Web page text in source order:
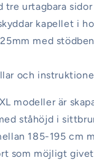
tre urtagbara sidor
kapellet i
med
och
modeller är
ståhöjd i
185-195 cm
som möjligt